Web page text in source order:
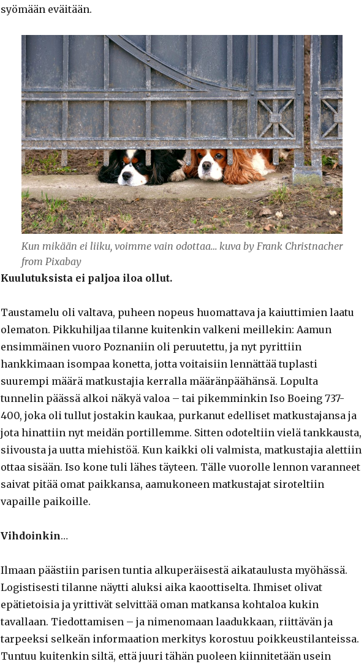
syömään eväitään.
Kun mikään ei liiku, voimme vain odottaa… kuva by Frank Christnacher
from Pixabay
Kuulutuksista ei paljoa iloa ollut.
Taustamelu oli valtava, puheen nopeus huomattava ja kaiuttimien laatu
olematon. Pikkuhiljaa tilanne kuitenkin valkeni meillekin: Aamun
ensimmäinen vuoro Poznaniin oli peruutettu, ja nyt pyrittiin
hankkimaan isompaa konetta, jotta voitaisiin lennättää tuplasti
suurempi määrä matkustajia kerralla määränpäähänsä. Lopulta
tunnelin päässä alkoi näkyä valoa – tai pikemminkin Iso Boeing 737-
400, joka oli tullut jostakin kaukaa, purkanut edelliset matkustajansa ja
jota hinattiin nyt meidän portillemme. Sitten odoteltiin vielä tankkausta,
siivousta ja uutta miehistöä. Kun kaikki oli valmista, matkustajia alettiin
ottaa sisään. Iso kone tuli lähes täyteen. Tälle vuorolle lennon varanneet
saivat pitää omat paikkansa, aamukoneen matkustajat siroteltiin
vapaille paikoille.
Vihdoinkin…
Ilmaan päästiin parisen tuntia alkuperäisestä aikataulusta myöhässä.
Logistisesti tilanne näytti aluksi aika kaoottiselta. Ihmiset olivat
epätietoisia ja yrittivät selvittää oman matkansa kohtaloa kukin
tavallaan. Tiedottamisen – ja nimenomaan laadukkaan, riittävän ja
tarpeeksi selkeän informaation merkitys korostuu poikkeustilanteissa.
Tuntuu kuitenkin siltä, että juuri tähän puoleen kiinnitetään usein